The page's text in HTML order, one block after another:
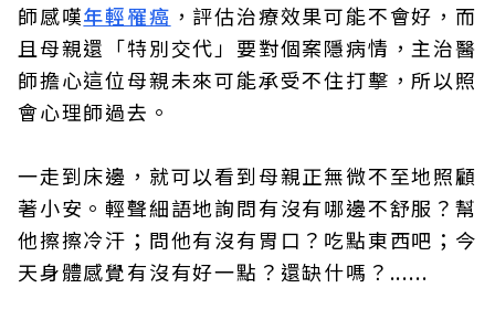
師感嘆年輕罹癌 ，評估治療效果可能不會好，而
且母親還「特別交代」要對個案隱病情，主治醫
師擔心這位母親未來可能承受不住打擊，所以照
會心理師過去。
一走到床邊，就可以看到母親正無微不至地照顧
著小安。輕聲細語地詢問有沒有哪邊不舒服？幫
他擦擦冷汗；問他有沒有胃口？吃點東西吧；今
天身體感覺有沒有好一點？還缺什嗎？......